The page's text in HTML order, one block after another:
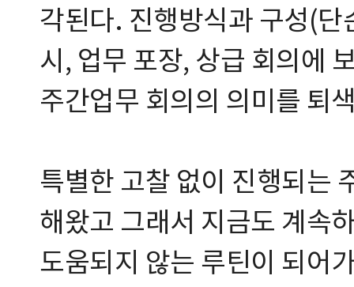
각된다. 진행방식과 구성(단
시, 업무 포장, 상급 회의에
주간업무 회의의 의미를 퇴
특별한 고찰 없이 진행되는
해왔고 그래서 지금도 계속
도움되지 않는 루틴이 되어